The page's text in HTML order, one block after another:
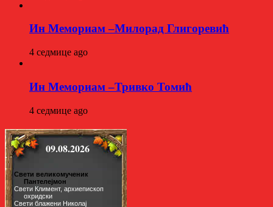
Ин Мемориам –Милорад Глигоревић
4 седмице ago
Ин Мемориам –Тривко Томић
4 седмице ago